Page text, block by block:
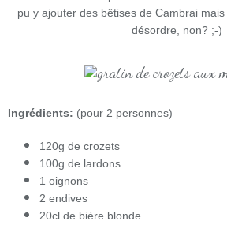
pu y ajouter des bêtises de Cambrai
désordre, non? ;-)
Ingrédients: (pour 2 personnes)
120g de crozets
100g de lardons
1 oignons
2 endives
20cl de bière blonde